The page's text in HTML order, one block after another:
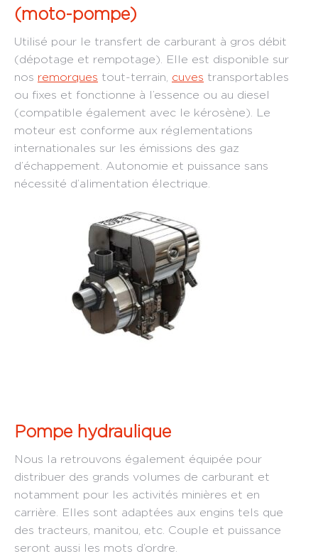
(moto-pompe)
Utilisé pour le transfert de carburant à gros débit
(dépotage et rempotage). Elle est disponible sur
nos remorques tout-terrain, cuves transportables
ou fixes et fonctionne à l’essence ou au diesel
(compatible également avec le kérosène). Le
moteur est conforme aux réglementations
internationales sur les émissions des gaz
d’échappement. Autonomie et puissance sans
nécessité d’alimentation électrique.
Pompe hydraulique
Nous la retrouvons également équipée pour
distribuer des grands volumes de carburant et
notamment pour les activités minières et en
carrière. Elles sont adaptées aux engins tels que
des tracteurs, manitou, etc. Couple et puissance
seront aussi les mots d’ordre.